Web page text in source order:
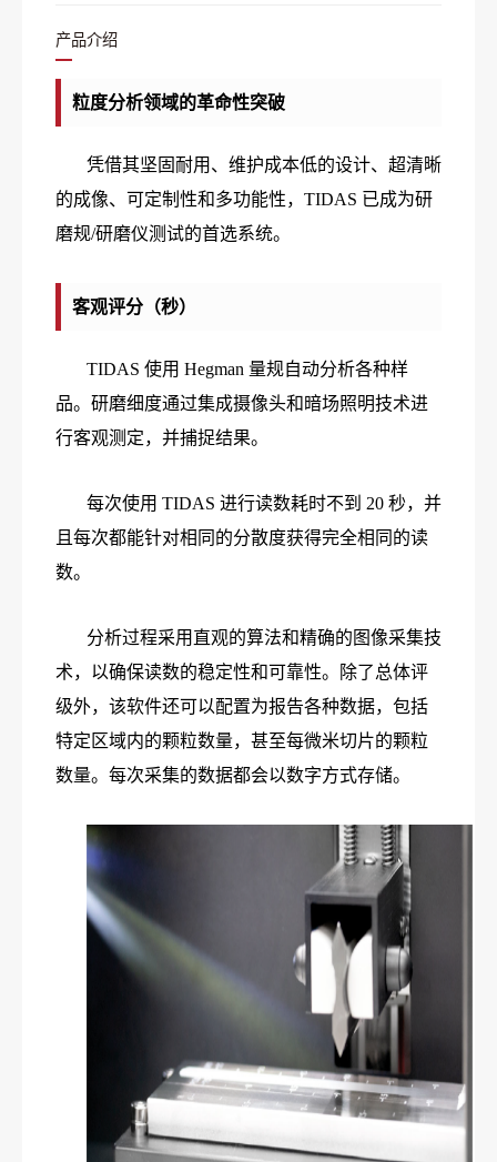
产品介绍
粒度分析领域的革命性突破
凭借其坚固耐用、维护成本低的设计、超清晰
的成像、可定制性和多功能性，TIDAS 已成为研
磨规/研磨仪测试的首选系统。
客观评分（秒）
TIDAS 使用 Hegman 量规自动分析各种样
品。研磨细度通过集成摄像头和暗场照明技术进
行客观测定，并捕捉结果。
每次使用 TIDAS 进行读数耗时不到 20 秒，并
且每次都能针对相同的分散度获得完全相同的读
数。
分析过程采用直观的算法和精确的图像采集技
术，以确保读数的稳定性和可靠性。除了总体评
级外，该软件还可以配置为报告各种数据，包括
特定区域内的颗粒数量，甚至每微米切片的颗粒
数量。每次采集的数据都会以数字方式存储。